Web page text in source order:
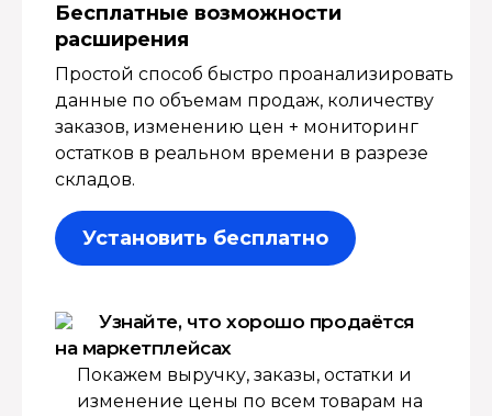
Бесплатные возмож­ности
расширения
Простой способ быстро проанализировать
данные по объемам продаж, количеству
заказов, изменению цен + мониторинг
остатков в реальном времени в разрезе
складов.
Установить бесплатно
Узнайте, что хорошо продаётся
на маркетплейсах
Покажем выручку, заказы, остатки и
изменение цены по всем товарам на